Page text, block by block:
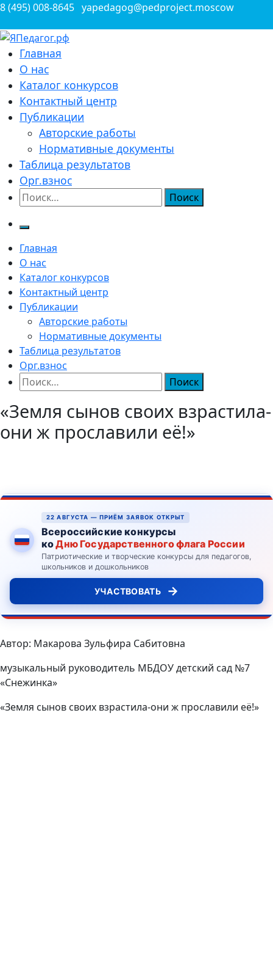
Перейти
содержимому
8 (495) 008-8645 yapedagog@pedproject.moscow
ЯПедагог.рф
Всероссийские конкурсы для педагогов
Главная
О нас
Каталог конкурсов
Контактный центр
Публикации
Авторские работы
Нормативные документы
Таблица результатов
Орг.взнос
Найти:
Главная
О нас
Каталог конкурсов
Контактный центр
Публикации
Авторские работы
Нормативные документы
Таблица результатов
Орг.взнос
Найти:
«Земля сынов своих взрастила-
они ж прославили её!»
22 АВГУСТА — ПРИЁМ ЗАЯВОК ОТКРЫТ
Всероссийские конкурсы
коДню Государственного флага России
Патриотические и творческие конкурсы для педагогов,
школьников и дошкольников
УЧАСТВОВАТЬ →
Автор: Макарова Зульфира Сабитовна
музыкальный руководитель МБДОУ детский сад №7
«Снежинка»
«Земля сынов своих взрастила-они ж прославили её!»